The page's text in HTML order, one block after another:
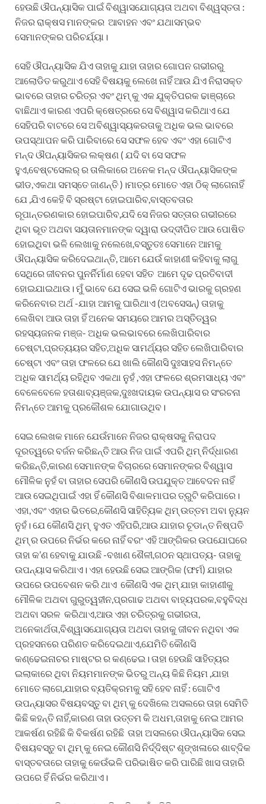
ହେଉଛି ଔପନ୍ୟାସିକ ପାଇଁ ବିଶ୍ୱାସଯୋଗ୍ୟତା ଅଥବା ବିଶ୍ୱସ୍ତତା :
ନିଜର ରାକ୍ଷସ ମାନଙ୍କର ଆବାହନ ଏବଂ ଯଥାସମ୍ଭବ
ସେମାନଙ୍କର ପରିଚର୍ଯ୍ୟା।
ସେହି ଔପନ୍ୟାସିକ ଯିଏ ତାହାକୁ ଯାହା ତାହାର ଗୋପନ ଗଭୀରରୁ
ଆଲୋଡିତ କରୁଥାଏ ସେହି ବିଷୟକୁ ଲେଖେ ନାହିଁ ଆଉ ଯିଏ ନିରାସକ୍ତ
ଭାବରେ ତାହାର ଚରିତ୍ର ଏବଂ ଥିମ୍ କୁ ଏକ ଯୁକ୍ତିପରକ ଢାଞ୍ଚାରେ
ବାଛିଥାଏ କାରଣ ଏପରି କ୍ଷେତ୍ରରେ ସେ ବିଶ୍ୱାସ କରିଥାଏ ଯେ
ସେହିପରି ବାଟରେ ସେ ଅବିଶ୍ୱାସ୍ୟକରତାକୁ ଅଧିକ ଭଲ ଭାବରେ
ଉପସ୍ଥାପନ କରି ପାରିବାରେ ସେ ସଫଳ ହେବ ଏବଂ ଏହା ଗୋଟିଏ
ମନ୍ଦ ଔପନ୍ୟାସିକର ଲକ୍ଷଣ ( ଯଦି ବା ସେ ସଫଳ
ହୁଏ,ବେଷ୍ଟସେଲର୍ ର ତାଲିକାରେ ଅନେକ ମନ୍ଦ ଔପନ୍ୟାସିକଙ୍କ
ଭୀଡ,ଏକଥା ସମସ୍ତେ ଜାଣନ୍ତି )।ମାତ୍ର ମୋତେ ଏହା ଠିକ୍ ଲାଗେନାହିଁ
ଯେ ,ଯିଏ କେହି ବି ସ୍ରଷ୍ଟା ହୋଇପାରିବ,ବାସ୍ତବତାର
ରୂପାନ୍ତରଣକାର ହୋଇପାରିବ,ଯଦି ସେ ନିଜର ସତ୍ତାର ଗଭୀରରେ
ଥିବା ଭୂତ ଅଥବା ସୟତାନମାନଙ୍କ ଦ୍ୱାରା ଉଦ୍ଦୀପିତ ଆଉ ପୋଷିତ
ହୋଇଥିବା ଭଳି ଲେଖାକୁ ନଲେଖେ,ବସ୍ତୁତଃ ସେମାନେ ଆମକୁ
ଔପନ୍ୟାସିକ କରିଦେଇଥାନ୍ତି, ଆମେ ଯେଉଁ କାହାଣୀ କହିବାକୁ ଲାଗୁ
ସେଥିରେ ଜୀବନର ପୁନର୍ନିର୍ମାଣ ହେବା ସହିତ ଆମେ ଦୃଢ ପ୍ରତିବାଦୀ
ହୋଇଯାଇଥାଉ। ମୁଁ ଭାବେ ଯେ ସେଇ ଭଳି ଗୋଟିଏ ଭାରକୁ ଗ୍ରହଣ
କରିନେବାର ଅର୍ଥ -ଯାହା ଆମକୁ ଘାରିଥାଏ (ଅବସେସନ୍) ତାହାକୁ
ଲେଖିବା ଆଉ ତାହା ହିଁ ଅନେକ ସମୟରେ ଆମର ଅସ୍ତିତ୍ୱର
ରହସ୍ୟଜନକ ମଞ୍ଜ- ଅଧିକ ଭଲଭାବରେ ଲେଖିପାରିବାର
ଚେଷ୍ଟା,ପ୍ରତ୍ୟୟର ସହିତ,ଅଧିକ ସାମର୍ଥ୍ୟର ସହିତ ଲେଖିପାରିବାର
ଚେଷ୍ଟା ଏବଂ ତାହା ଫଳରେ ଯେ ଖାଲି କୌଣସି ଦୁଃସାହସ ନିମନ୍ତେ
ଅଧିକ ସାମର୍ଥ୍ୟ ରହିଥିବ ଏକଥା ନୁହଁ ,ଏହା ଫଳରେ ଶ୍ରମସାଧ୍ୟ ଏବଂ
ବେଳେବେଳେ ହତାଶାବ୍ୟଞ୍ଜକ,ଦୁଃଖଦାୟକ ଉପନ୍ୟାସ ର ସଂରଚନା
ନିମନ୍ତେ ଆମକୁ ପ୍ରକୌଶଳ ଯୋଗାଉଥିବ।
ସେଇ ଲେଖକ ମାନେ ଯେଉଁମାନେ ନିଜର ରାକ୍ଷସକୁ ନିରାପଦ
ଦୂରତ୍ୱରେ ବର୍ଜନ କରିଛନ୍ତି ଆଉ ନିଜ ପାଇଁ ଏପରି ଥିମ୍ ନିର୍ଦ୍ଧାରଣ
କରିଛନ୍ତି,କାରଣ ସେମାନଙ୍କ ବିଚାରରେ ସେମାନଙ୍କର ବିଶ୍ୱାସ
ମୌଳିକ ନୁହଁ ବା ତାହାର ସେପରି କୌଣସି ଉପଯୁକ୍ତ ଆବେଦନ ନାହିଁ
ଆଉ ସେଇଥିପାଇଁ ଏହା ହିଁ କୌଣସି ବିଶାଳମାପର ତ୍ରୁଟି କରିପାରେ।
ଏହା,ଏବଂ ଏହାର ଭିତରେ,କୌଣସି ସାହିତ୍ୟିକ ଥିମ୍ ଉତ୍ତମ ଅବା ନ୍ୟୁନ
ନୁହଁ। ଯେ କୌଣସି ଥିମ୍ ହୁଏତ ଏହିପରି,ଆଉ ଯାହାର ଚୂଡାନ୍ତ ନିଷ୍ପତି
ଥିମ୍ ର ଉପରେ ନିର୍ଭର କରେ ନାହିଁ ବରଂ ଏହି ଆଙ୍ଗିକର ଉପଯୋଘରେ
ତାହା କ’ଣ ହେବାକୁ ଯାଉଛି -ବଖାଣ ଶୈଳୀ,ଗଠନ ସ୍ଥାପତ୍ୟ- ତାହାକୁ
ଉପନ୍ୟାସ କରିଥାଏ। ଏହା ହେଉଛି ସେଇ ଆଙ୍ଗିକ (ଫର୍ମ) ଯାହାର
ଉପରେ ଉପବେଶନ କରି ଥାଏ କୌଣସି ଏକ ଥିମ୍ ଯାହା କାହାଣୀକୁ
ମୌଳିକ ଅଥବା ଗୁରୁତ୍ୱହୀନ,ପ୍ରଗାଢ ଅଥବା ବାହ୍ୟପରକ,ବହୁବିଦ୍ଧ
ଅଥବା ସରଳ କରିଥାଏ,ଆଉ ଏହା ଚରିତ୍ରକୁ ଗଭୀରତା,
ଅନେକାର୍ଥତା,ବିଶ୍ୱାସଯୋଗ୍ୟତା ଅଥବା ତାହାକୁ ଜୀବନ ନଥିବା ଏକ
ପ୍ରହସନରେ ପରିଣତ କରିଦେଇଥାଏ,ଯେମିତି କୌଣସି
କଣ୍ଢେଇନାଚର ମାଷ୍ଟର ର କଣ୍ଢେଇ। ତାହା ହେଉଛି ସାହିତ୍ୟର
ଇଲାକାରେ ଥିବା ନିୟମମାନଙ୍କ ଭିତରୁ ଅନ୍ୟ କିଛି ନିୟମ ,ଯାହା
ମୋତେ ଲାଗେ,ଯାହାର ବ୍ୟତିକ୍ରମକୁ ସହି ହେବ ନାହିଁ : ଗୋଟିଏ
ଉପନ୍ୟାସର ବିଷୟବସ୍ତୁ ବା ଥିମ୍ କୁ ଦେଖିଲେ ଅସଲରେ ତାହା ସେମିତି
କିଛି କହନ୍ତି ନାହିଁ,କାରଣ ତାହା ଉତ୍ତମ କି ଅଧମ,ତାହାକୁ ନେଇ ଆମର
ଆକର୍ଷଣ ରହିଛି କି ବିକର୍ଷଣ ରହିଛି ତାହା ଅସଲରେ ଔପନ୍ୟାସିକ ସେଇ
ବିଷୟବସ୍ତୁ ବା ଥିମ୍ କୁ ନେଇ କୌଣସି ନିର୍ଦ୍ଦିଷ୍ଟ ଶୃଙ୍ଖଳାରେ ଶାବ୍ଦିକ
ବାସ୍ତବତାରେ ତାହାକୁ କେଉଁଭଳି ପରିଭାଷିତ କରି ପାରିଛି ଖାସ ତାହାରି
ଉପରେ ହିଁ ନିର୍ଭର କରିଥାଏ।